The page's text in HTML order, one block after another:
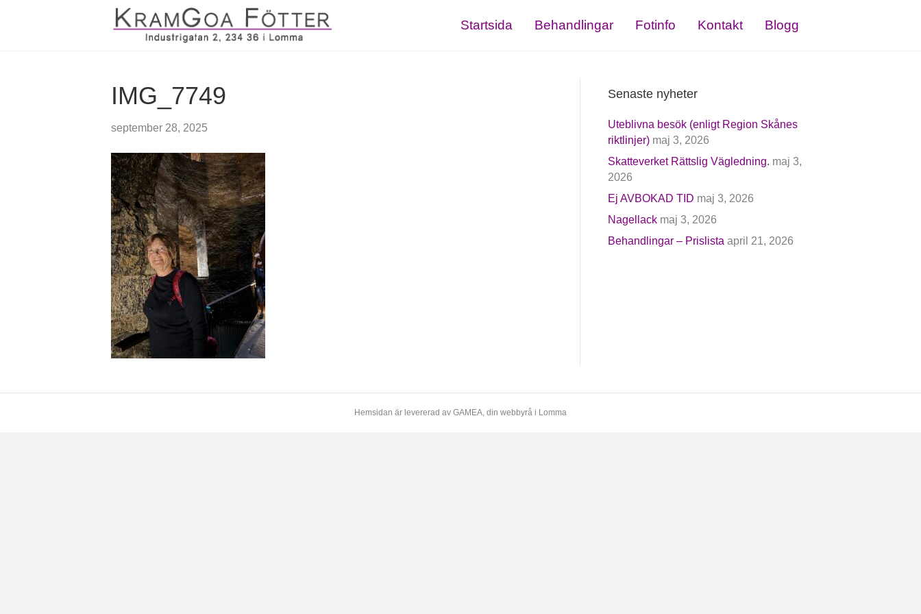
Startsida Behandlingar Fotinfo Kontakt Blogg
IMG_7749
september 28, 2025
Senaste nyheter
Uteblivna besök (enligt Region Skånes
riktlinjer) maj 3, 2026
Skatteverket Rättslig Vägledning. maj 3,
2026
Ej AVBOKAD TID maj 3, 2026
Nagellack maj 3, 2026
Behandlingar – Prislista april 21, 2026
Hemsidan är levererad av GAMEA, din webbyrå i Lomma